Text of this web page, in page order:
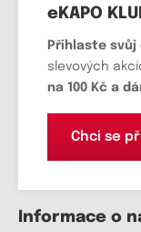
eKAPO
Přihlaste svůj
slevových
na 100 Kč a
Chci se
Informace o